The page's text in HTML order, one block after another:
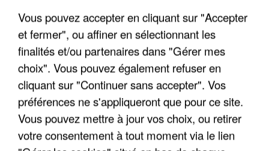
Vous pouvez accepter en cliquant sur "Accepter
et fermer", ou affiner en sélectionnant les
finalités et/ou partenaires dans "Gérer mes
choix". Vous pouvez également refuser en
cliquant sur "Continuer sans accepter". Vos
préférences ne s'appliqueront que pour ce site.
Vous pouvez mettre à jour vos choix, ou retirer
votre consentement à tout moment via le lien